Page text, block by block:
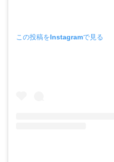
この投稿をInstagramで見る